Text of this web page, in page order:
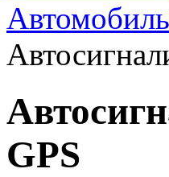
GPS